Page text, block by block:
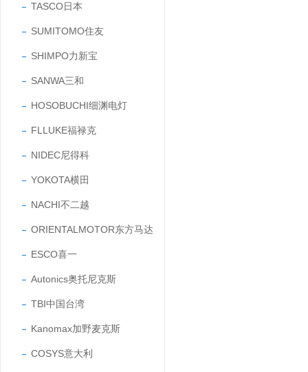
TASCO日本
SUMITOMO住友
SHIMPO力新宝
SANWA三和
HOSOBUCHI细渊电灯
FLLUKE福禄克
NIDEC尼得科
YOKOTA横田
NACHI不二越
ORIENTALMOTOR东方马达
ESCO喜一
Autonics奥托尼克斯
TBI中国台湾
Kanomax加野麦克斯
COSYS意大利